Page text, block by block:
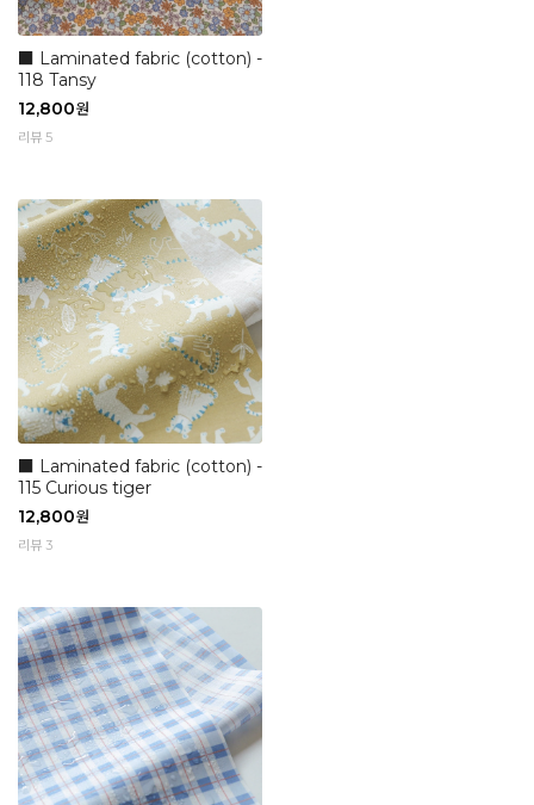
■ Laminated fabric (cotton) -
118 Tansy
12,800원
리뷰 5
■ Laminated fabric (cotton) -
115 Curious tiger
12,800원
리뷰 3